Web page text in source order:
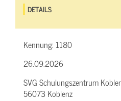
DETAILS
Kennung: 1180
26.09.2026
SVG Schulungszentrum
56073 Koblenz